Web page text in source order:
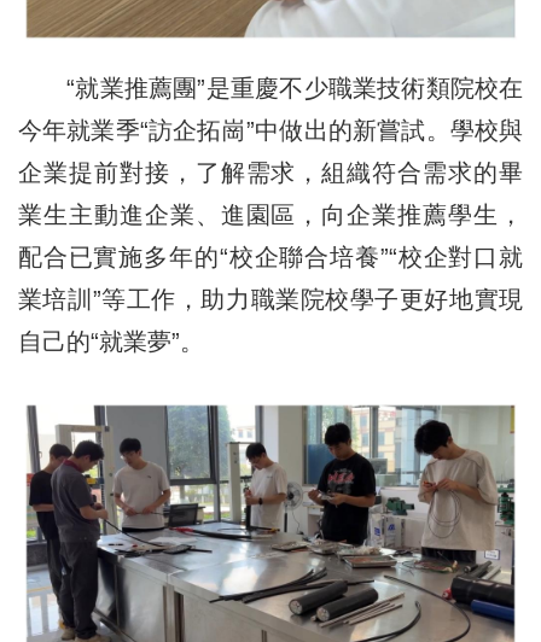
“就業推薦團”是重慶不少職業技術類院校在
今年就業季“訪企拓崗”中做出的新嘗試。學校與
企業提前對接，了解需求，組織符合需求的畢
業生主動進企業、進園區，向企業推薦學生，
配合已實施多年的“校企聯合培養”“校企對口就
業培訓”等工作，助力職業院校學子更好地實現
自己的“就業夢”。